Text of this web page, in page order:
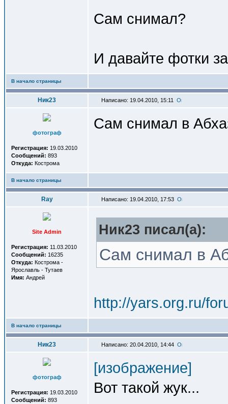
Сам снимал?
И давайте фотки
В начало страницы
Ник23 Написано: 19.04.2010, 15:11
фотограф
Регистрация: 19.03.2010
Сообщений: 893
Откуда: Кострома
Сам снимал в
В начало страницы
Ray Написано: 19.04.2010, 17:53
Site Admin
Регистрация: 11.03.2010
Сообщений: 16235
Откуда: Кострома -
Ярославль - Тутаев
Имя: Андрей
Ник23 писал(a):
Сам снимал в
http://yars.org.ru/
В начало страницы
Ник23 Написано: 20.04.2010, 14:44
фотограф
Регистрация: 19.03.2010
Сообщений: 893
[изображение]
Вот такой жук...